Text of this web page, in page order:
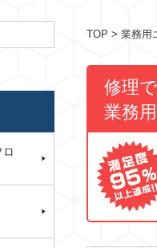
TOP > 業務用
修理で
業務